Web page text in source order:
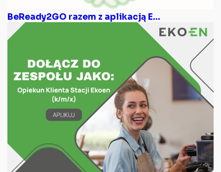
BeReady2GO razem z aplikacją E...